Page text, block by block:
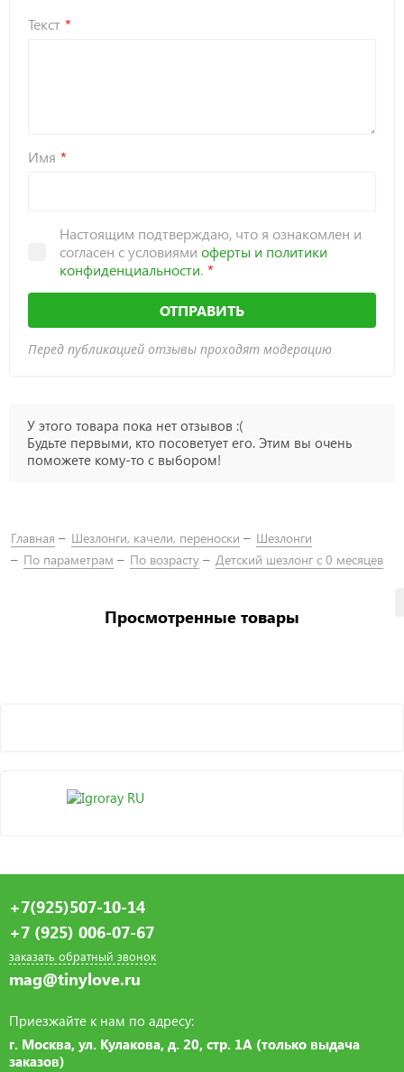
Текст
Имя
Настоящим подтверждаю, что я ознакомлен и
согласен с условиями оферты и политики
конфиденциальности.
ОТПРАВИТЬ
Перед публикацией отзывы проходят модерацию
У этого товара пока нет отзывов :(
Будьте первыми, кто посоветует его. Этим вы очень
поможете кому-то с выбором!
Главная Шезлонги, качели, переноски
Шезлонги
По параметрам
По возрасту Детский шезлонг с 0 месяцев
Просмотренные товары
+7(925)507-10-14
+7 (925) 006-07-67
заказать обратный звонок
mag@tinylove.ru
Приезжайте к нам по адресу:
г. Москва, ул. Кулакова, д. 20, стр. 1А (только выдача
заказов)